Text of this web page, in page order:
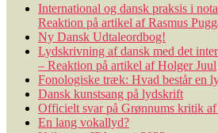
International og dansk praksis i
Reaktion på artikel af Rasmus
Ny Dansk Udtaleordbog!
Lydskrivning af dansk med det
– Reaktion på artikel af Holger Juul
Fonologiske træk: Hvad består en
Dansk kunstsang på lydskrift
Officielt svar på Grønnums kritik
En lang vokallyd?